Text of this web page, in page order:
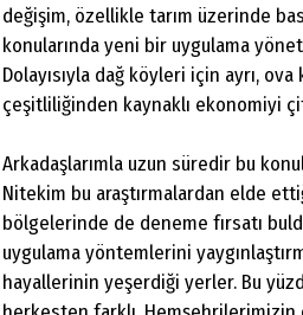
değişim, özellikle tarım üzerinde
konularında yeni bir uygulama
Dolayısıyla dağ köyleri için ayrı,
çeşitliliğinden kaynaklı ekonomiyi
Arkadaşlarımla uzun süredir bu
Nitekim bu araştırmalardan elde
bölgelerinde de deneme fırsatı
uygulama yöntemlerini
hayallerinin yeşerdiği yerler. Bu